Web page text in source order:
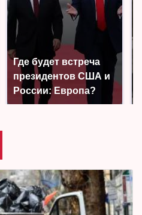
Где будет встреча
президентов США и
России: Европа?